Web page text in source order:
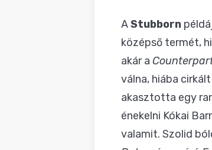
AStubborn
középső termét,
akár a
válna, hiába
akasztotta egy
énekelni Kókai
valamit. Szolid